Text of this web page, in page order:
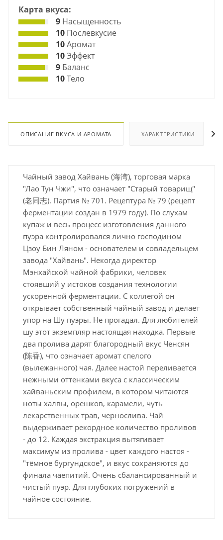
Карта вкуса:
9 Насыщенность
10 Послевкусие
10Аромат
10Эффект
9 Баланс
10Тело
ОПИСАНИЕ ВКУСА И АРОМАТА ХАРАКТЕРИСТИКИ
Чайный завод Хайвань (海湾), торговая марка
"Лао Тун Чжи", что означает "Старый товарищ"
(老同志). Партия № 701. Рецептура № 79 (рецепт
ферментации создан в 1979 году). По слухам
купаж и весь процесс изготовления данного
пуэра контролировался лично господином
Цзоу Бин Ляном - основателем и совладельцем
завода "Хайвань". Некогда директор
Мэнхайской чайной фабрики, человек
стоявший у истоков создания технологии
ускоренной ферментации. С коллегой он
открывает собственный чайный завод и делает
упор на Шу пуэры. Не прогадал. Для любителей
шу этот экземпляр настоящая находка. Первые
два пролива дарят благородный вкус Ченсян
(陈香), что означает аромат спелого
(вылежанного) чая. Далее настой переливается
нежными оттенками вкуса с классическим
хайваньским профилем, в котором читаются
ноты халвы, орешков, карамели, чуть
лекарственных трав, чернослива. Чай
выдерживает рекордное количество проливов
- до 12. Каждая экстракция вытягивает
максимум из пролива - цвет каждого настоя -
"тёмное бургундское", и вкус сохраняются до
финала чаепитий. Очень сбалансированный и
чистый пуэр. Для глубоких погружений в
чайное состояние.